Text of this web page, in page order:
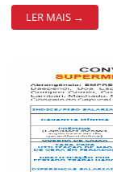
LER MAIS →